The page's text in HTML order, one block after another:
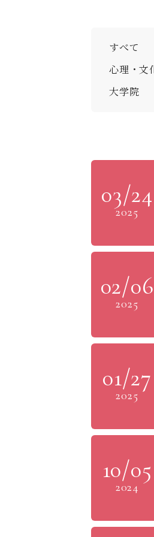
すべて
心理・文
大学院
03/24
2025
02/06
2025
01/27
2025
10/05
2024